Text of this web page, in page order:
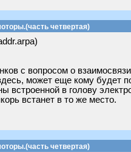
четвертая)
с вопросом о
может еще кому будет
встроенной в голову
встанет в то же место.
четвертая)